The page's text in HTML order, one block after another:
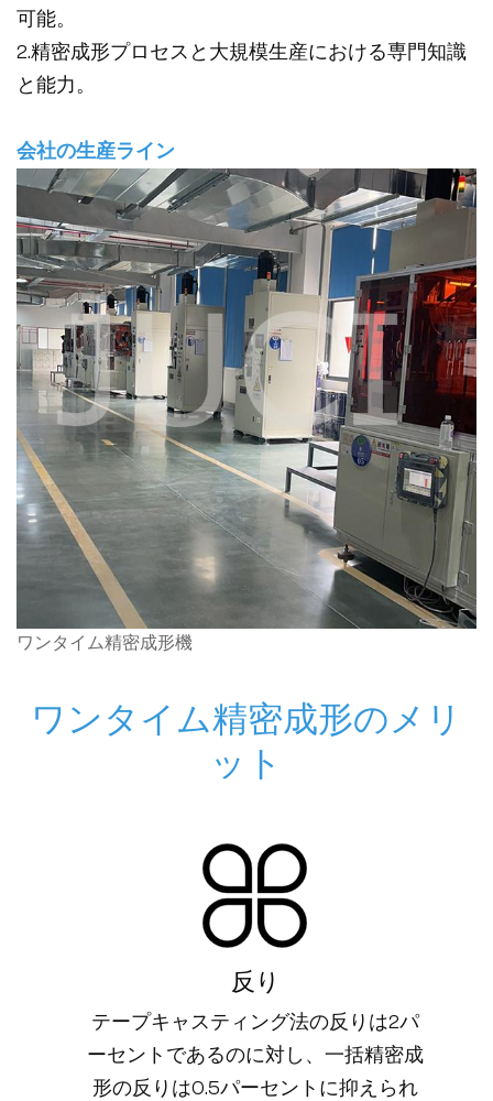
可能。
2.精密成形プロセスと大規模生産における専門知識
と能力。
会社の生産ライン
ワンタイム精密成形機
ワンタイム精密成形のメリ
ット
反り
テープキャスティング法の反りは2パ
ーセントであるのに対し、一括精密成
形の反りは0.5パーセントに抑えられ